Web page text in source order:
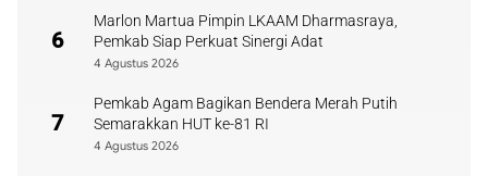
6
Marlon Martua Pimpin LKAAM Dharmasraya,
Pemkab Siap Perkuat Sinergi Adat
4 Agustus 2026
7
Pemkab Agam Bagikan Bendera Merah Putih
Semarakkan HUT ke-81 RI
4 Agustus 2026